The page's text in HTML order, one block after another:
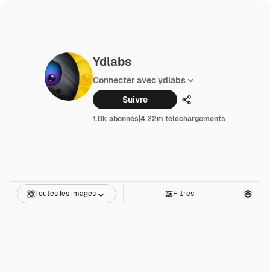
Ydlabs
Connecter avec ydlabs
Suivre
Partager
1.8k abonnés|4.22m téléchargements
Toutes les images Filtres